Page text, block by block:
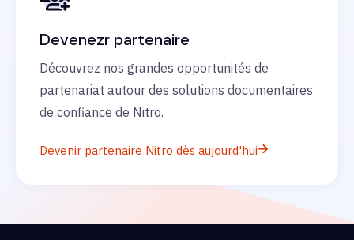
Devenezr partenaire
Découvrez nos grandes opportunités de
partenariat autour des solutions documentaires
de confiance de Nitro.
Devenir partenaire Nitro dès aujourd'hui